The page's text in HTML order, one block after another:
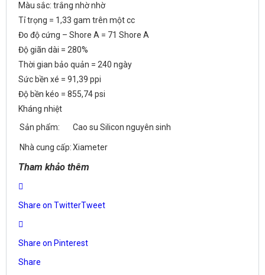
Màu sắc: trắng nhờ nhờ
Tỉ trọng = 1,33 gam trên một cc
Đo độ cứng – Shore A = 71 Shore A
Độ giãn dài = 280%
Thời gian bảo quản = 240 ngày
Sức bền xé = 91,39 ppi
Độ bền kéo = 855,74 psi
Kháng nhiệt
Sản phẩm:
Cao su Silicon nguyên sinh
Nhà cung cấp:Xiameter
Tham khảo thêm
Share on TwitterTweet
Share on Pinterest
Share